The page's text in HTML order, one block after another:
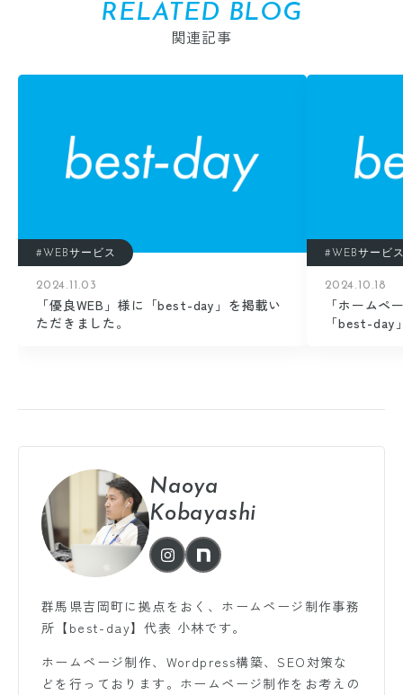
RELATED BLOG
関連記事
#WEBサービス
2024.11.03
「優良WEB」様に「best-day」を掲載い
ただきました。
#WEBサービ
2024.10.18
「ホームペ
「best-day
Naoya
Kobayashi
群馬県吉岡町に拠点をおく、ホームページ制作事務
所【best-day】代表 小林です。
ホームページ制作、Wordpress構築、SEO対策な
どを行っております。ホームページ制作をお考えの